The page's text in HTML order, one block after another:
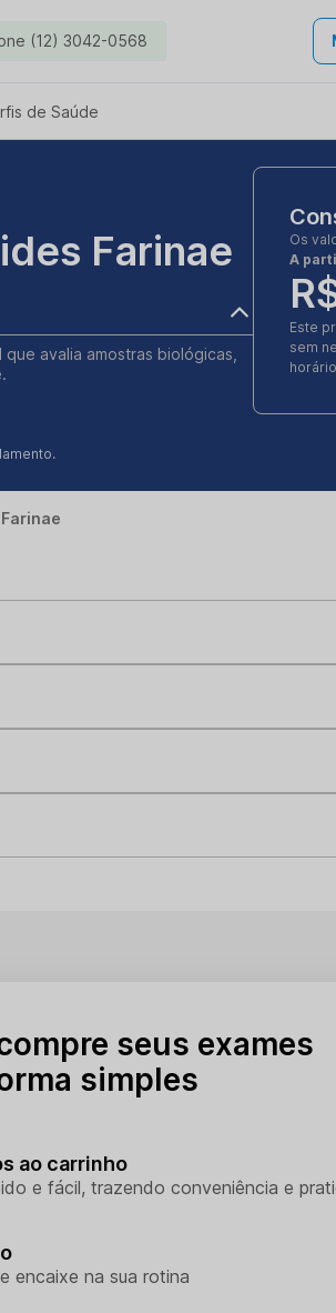
(12) 3042-0568
de Saúde
Farinae
avalia amostras biológicas,
Os
A
Este
sem
seus exames
simples
ao carrinho
e fácil, trazendo conveniência e
encaixe na sua rotina